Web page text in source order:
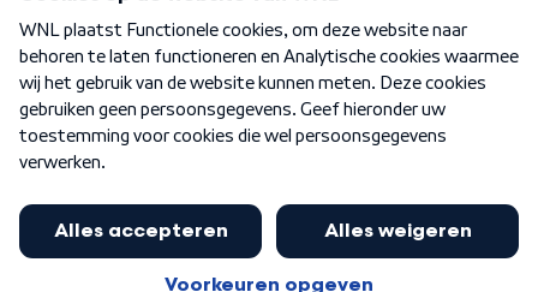
Nieuwsbrief
Word Lid